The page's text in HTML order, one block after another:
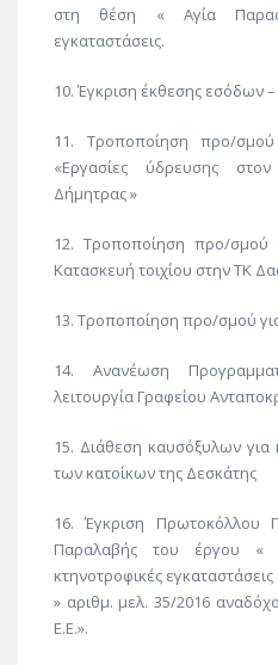
στη θέση « Αγία
εγκαταστάσεις.
10. Έγκριση έκθεσης εσόδων –
11. Τροποποίηση προ/
«Εργασίες ύδρευσης
Δήμητρας »
12. Τροποποίηση προ/
Κατασκευή τοιχίου στην ΤΚ
13. Τροποποίηση προ/σμού
14. Ανανέωση
λειτουργία Γραφείου
15. Διάθεση καυσόξυλων
των κατοίκων της Δεσκάτης
16. Έγκριση Πρωτοκόλλου
Παραλαβής του έργου «
κτηνοτροφικές
» αριθμ. μελ. 35/2016
Ε.Ε.».